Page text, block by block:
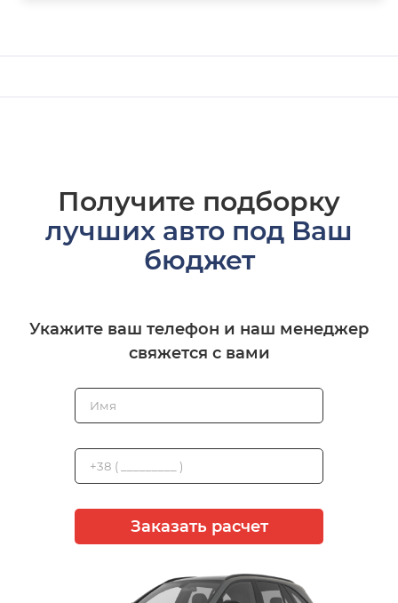
Получите подборку
лучших авто под Ваш
бюджет
Укажите ваш телефон и наш менеджер
свяжется с вами
Заказать расчет